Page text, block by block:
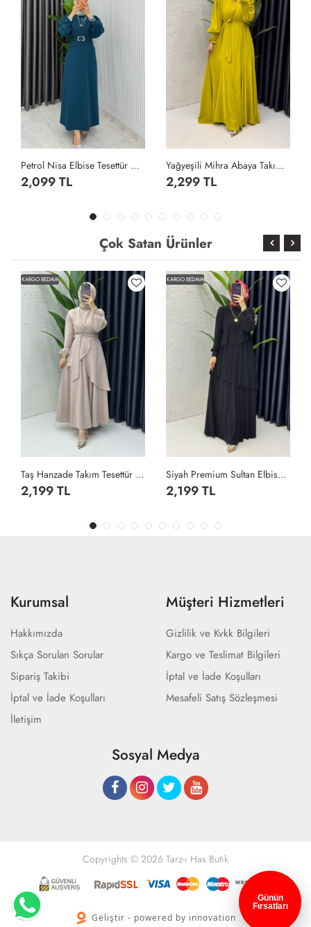
Petrol Nisa Elbise Tesettür Giyim Petrol Yeşili
2,099 TL
Yağyeşili Mihra Abaya Takım Tesettür Giyim Yağ Yeşili
2,299 TL
Çok Satan Ürünler
KARGO BEDAVA
Taş Hanzade Takım Tesettür Giyim Taş Rengi
2,199 TL
KARGO BEDAVA
Siyah Premium Sultan Elbise Tesettür Giyim Siyah
2,199 TL
Kurumsal
Hakkımızda
Sıkça Sorulan Sorular
Sipariş Takibi
İptal ve İade Koşulları
İletişim
Müşteri Hizmetleri
Gizlilik ve Kvkk Bilgileri
Kargo ve Teslimat Bilgileri
İptal ve İade Koşulları
Mesafeli Satış Sözleşmesi
Sosyal Medya
Copyrights © 2026 Tarz-ı Has Butik
Geliştir - powered by innovation
Günün
Fırsatları